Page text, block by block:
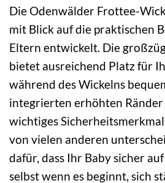
Die Odenwälder Frottee-
mit Blick auf die praktischen
Eltern entwickelt. Die
bietet ausreichend Platz für
während des Wickelns
integrierten erhöhten
wichtiges
von vielen anderen
dafür, dass Ihr Baby sicher
selbst wenn es beginnt, sich